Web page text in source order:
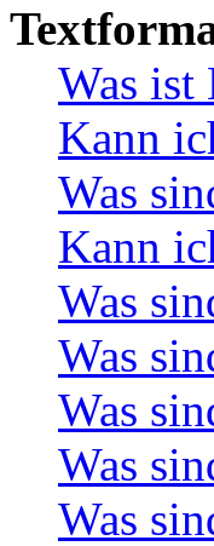
Was ist
Kann
Was
Kann
Was
Was
Was
Was
Was